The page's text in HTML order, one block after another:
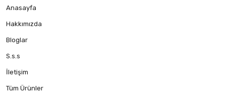
Anasayfa
Hakkımızda
Bloglar
S.s.s
İletişim
Tüm Ürünler